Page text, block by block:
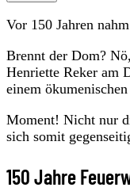
Vor 150 Jahren
Brennt der Dom?
Henriette Reker am
einem
Moment! Nicht nur
sich somit
150 Jahre